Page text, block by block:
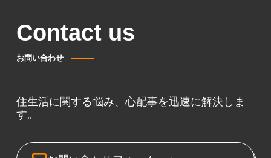
Contact us
お問い合わせ
住生活に関する悩み、心配事を迅速に解決しま
す。